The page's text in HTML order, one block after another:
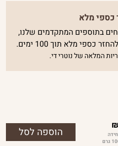
בתוספים המתקדמים שלנו,
כספי מלא תוך 100 ימים.
המלאה של נוטרי די.
₪